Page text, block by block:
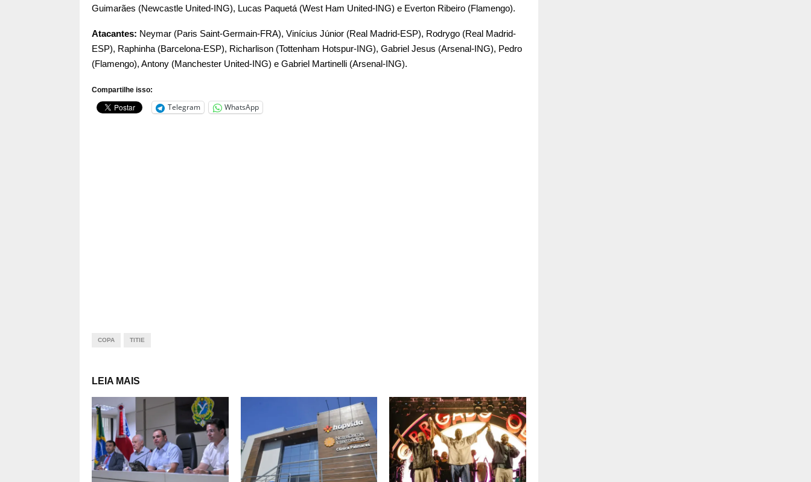
Guimarães (Newcastle United-ING), Lucas Paquetá (West Ham United-ING) e Everton Ribeiro (Flamengo).
Atacantes: Neymar (Paris Saint-Germain-FRA), Vinícius Júnior (Real Madrid-ESP), Rodrygo (Real Madrid-
ESP), Raphinha (Barcelona-ESP), Richarlison (Tottenham Hotspur-ING), Gabriel Jesus (Arsenal-ING), Pedro
(Flamengo), Antony (Manchester United-ING) e Gabriel Martinelli (Arsenal-ING).
Compartilhe isso:
Telegram WhatsApp
COPA TITIE
LEIA MAIS